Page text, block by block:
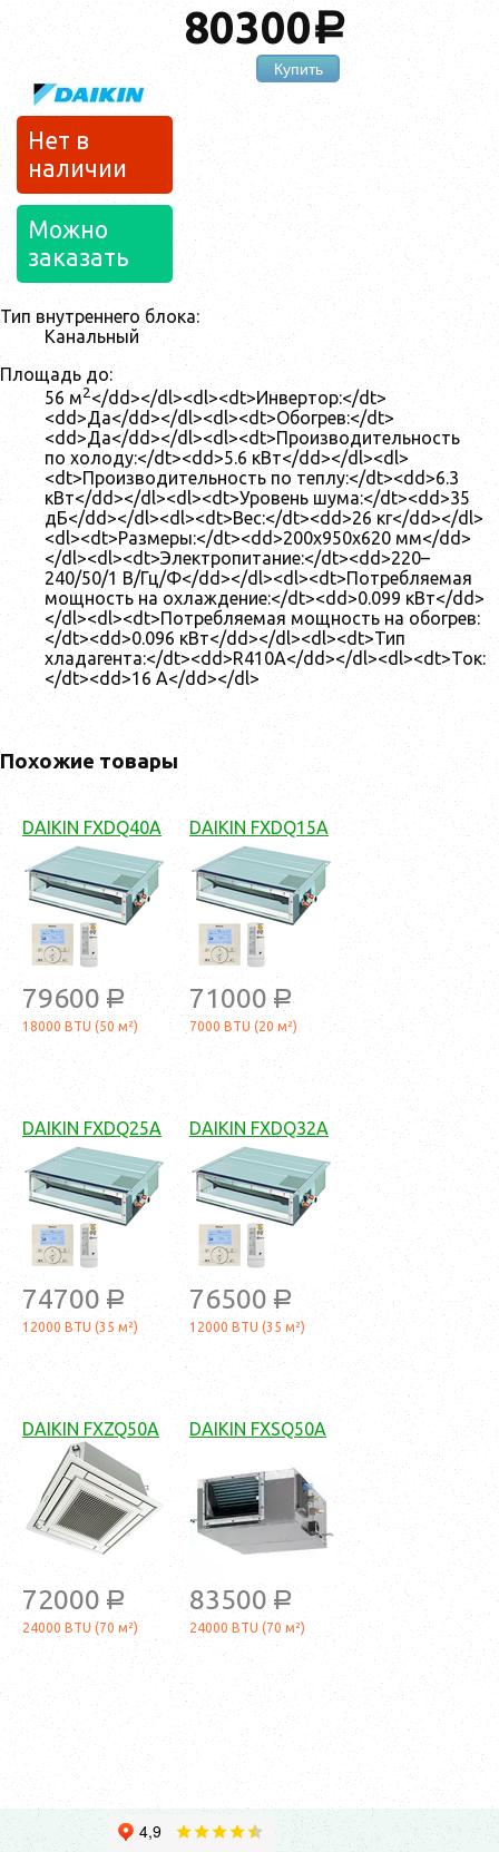
80300a
Купить
Нет в
наличии
Можно
заказать
Тип внутреннего блока:
Канальный
Площадь до:
56 м2</dd></dl><dl><dt>Инвертор:</dt>
<dd>Да</dd></dl><dl><dt>Обогрев:</dt>
<dd>Да</dd></dl><dl><dt>Производительность
по холоду:</dt><dd>5.6 кВт</dd></dl><dl>
<dt>Производительность по теплу:</dt><dd>6.3
кВт</dd></dl><dl><dt>Уровень шума:</dt><dd>35
дБ</dd></dl><dl><dt>Вес:</dt><dd>26 кг</dd></dl>
<dl><dt>Размеры:</dt><dd>200x950x620 мм</dd>
</dl><dl><dt>Электропитание:</dt><dd>220–
240/50/1 В/Гц/Ф</dd></dl><dl><dt>Потребляемая
мощность на охлаждение:</dt><dd>0.099 кВт</dd>
</dl><dl><dt>Потребляемая мощность на обогрев:
</dt><dd>0.096 кВт</dd></dl><dl><dt>Тип
хладагента:</dt><dd>R410A</dd></dl><dl><dt>Ток:
</dt><dd>16 А</dd></dl>
Похожие товары
DAIKIN FXDQ40A
79600 a
18000 BTU (50 м²)
DAIKIN FXDQ15A
71000 a
7000 BTU (20 м²)
DAIKIN FXDQ25A
74700 a
12000 BTU (35 м²)
DAIKIN FXDQ32A
76500 a
12000 BTU (35 м²)
DAIKIN FXZQ50A
72000 a
24000 BTU (70 м²)
DAIKIN FXSQ50A
83500 a
24000 BTU (70 м²)